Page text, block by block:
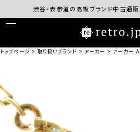
渋谷・表参道の高級ブランド中古通販サ
トップページ 取り扱いブランド アーカー アーカー